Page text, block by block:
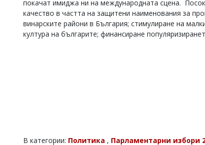
покачат имиджа ни на международната сцена.
качество в частта на защитени наименования за
винарските райони в България; стимулиране на
култура на българите; финансиране
В категории: Политика , Парламентарни избори